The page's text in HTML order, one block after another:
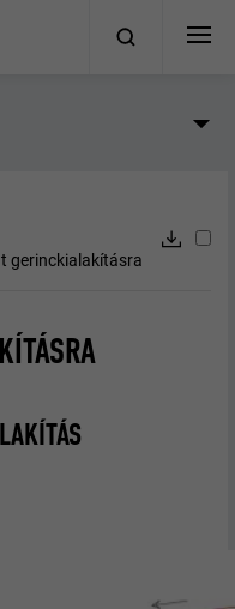
gerinckialakításra